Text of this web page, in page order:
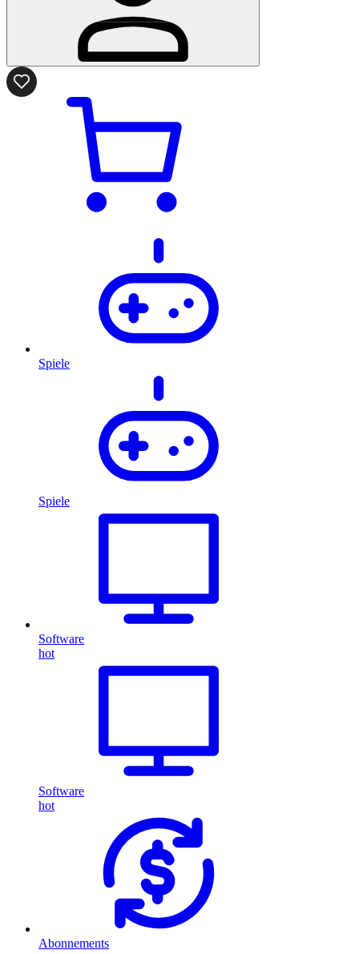
Spiele
Spiele
Software
hot
Software
hot
Abonnements